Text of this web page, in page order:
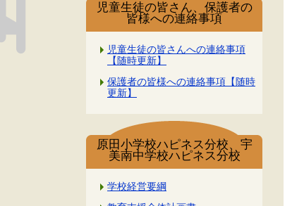
児童生徒の皆さん、保護者の
皆様への連絡事項
児童生徒の皆さんへの連絡事項
【随時更新】
保護者の皆様への連絡事項【随時
更新】
原田小学校ハピネス分校、宇
美南中学校ハピネス分校
学校経営要綱